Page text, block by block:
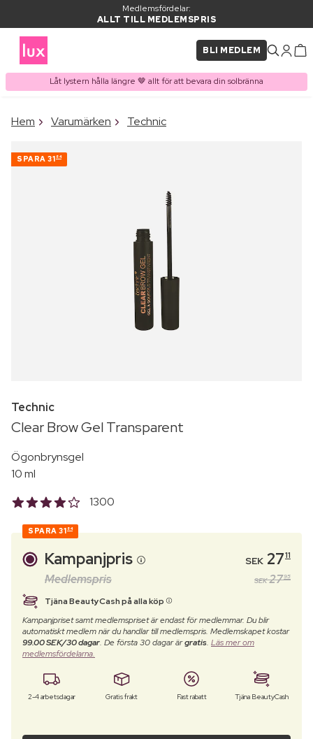
Medlemsfördelar:
ALLT TILL MEDLEMSPRIS
BLI MEDLEM
Låt lystern hålla längre 🤎 allt för att bevara din solbränna
PRODUKT I VARUKORGEN
Hem Varumärken Technic
SPARA 31 84
Technic
Clear Brow Gel Transparent
Ögonbrynsgel
10 ml
1300
SPARA 31 84
Kampanjpris SEK 2711
Medlemspris SEK 2795
Tjäna BeautyCash på alla köp
Kampanjpriset samt medlemspriset är endast för medlemmar. Du blir
automatiskt medlem när du handlar till medlemspris. Medlemskapet kostar
99.00 SEK/30 dagar. De första 30 dagar ärgratis. Läs mer om
medlemsfördelarna.
2-4 arbetsdagar Gratis frakt Fast rabatt Tjäna BeautyCash